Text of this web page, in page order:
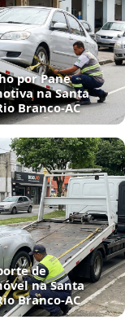
por Pane
na Santa
Branco‑AC
de
na Santa
Branco‑AC